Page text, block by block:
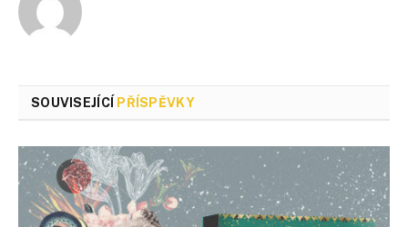
SOUVISEJÍCÍ PŘÍSPĚVKY